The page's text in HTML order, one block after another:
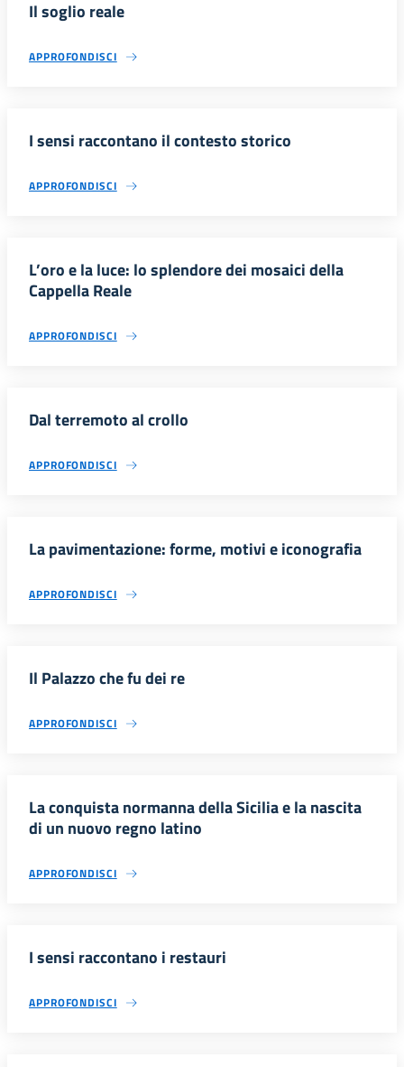
Il soglio reale
APPROFONDISCI
I sensi raccontano il contesto storico
APPROFONDISCI
L’oro e la luce: lo splendore dei mosaici della
Cappella Reale
APPROFONDISCI
Dal terremoto al crollo
APPROFONDISCI
La pavimentazione: forme, motivi e iconografia
APPROFONDISCI
Il Palazzo che fu dei re
APPROFONDISCI
La conquista normanna della Sicilia e la nascita
di un nuovo regno latino
APPROFONDISCI
I sensi raccontano i restauri
APPROFONDISCI